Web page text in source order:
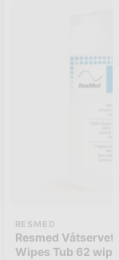
RESMED
Resmed
Wipes Tub 62